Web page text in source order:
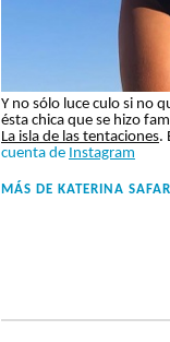
Y no sólo luce culo si no
ésta chica que se hizo
La isla de las tentaciones.
cuenta de Instagram
MÁS DE KATERINA